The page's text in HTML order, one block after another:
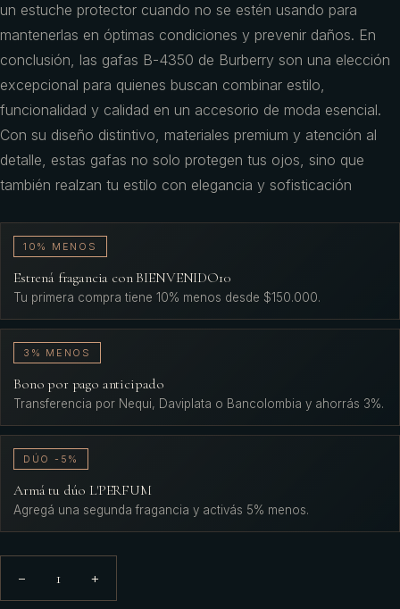
un estuche protector cuando no se estén usando para
mantenerlas en óptimas condiciones y prevenir daños. En
conclusión, las gafas B-4350 de Burberry son una elección
excepcional para quienes buscan combinar estilo,
funcionalidad y calidad en un accesorio de moda esencial.
Con su diseño distintivo, materiales premium y atención al
detalle, estas gafas no solo protegen tus ojos, sino que
también realzan tu estilo con elegancia y sofisticación
10% MENOS
Estrená fragancia con BIENVENIDO10
Tu primera compra tiene 10% menos desde $150.000.
3% MENOS
Bono por pago anticipado
Transferencia por Nequi, Daviplata o Bancolombia y ahorrás 3%.
DÚO -5%
Armá tu dúo L'PERFUM
Agregá una segunda fragancia y activás 5% menos.
− 1 +